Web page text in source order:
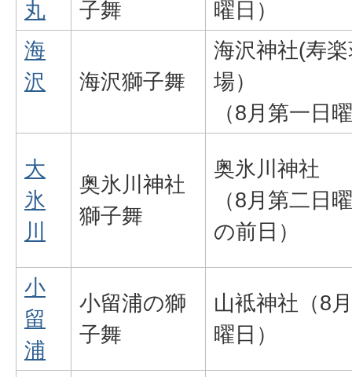
丸
子舞
曜日）
海
沢
海沢獅子舞
海沢神社(寿
場）
（8月第一日
大
氷
川
奥氷川神社
獅子舞
奥氷川神社
（8月第二日
の前日）
小
留
浦
小留浦の獅
子舞
山袛神社（8
曜日）